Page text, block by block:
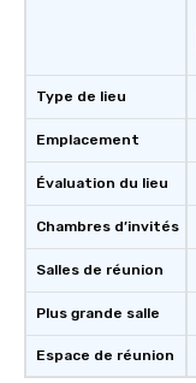
Type de lieu
Emplacement
Évaluation du lieu
Chambres d’invités
Salles de réunion
Plus grande salle
Espace de réunion